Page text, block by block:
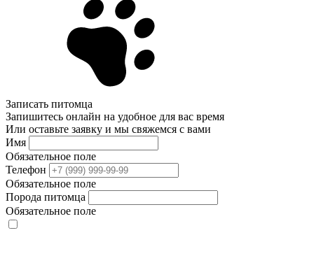
Записать питомца
Запишитесь онлайн на удобное для вас время
Или оставьте заявку и мы свяжемся с вами
Имя
Обязательное поле
Телефон
Обязательное поле
Порода питомца
Обязательное поле